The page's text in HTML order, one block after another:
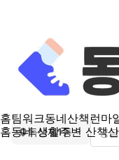
홈팀워크동네산책런마
홈동네 생활주변 산책
독산제1동